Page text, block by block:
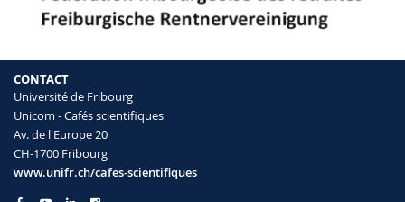
CONTACT
Université de Fribourg
Unicom - Cafés scientifiques
Av. de l'Europe 20
CH-1700 Fribourg
www.unifr.ch/cafes-scientifiques